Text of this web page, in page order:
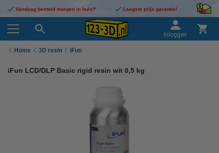
Vandaag besteld morgen in huis!* Laagste prijs garantie!
Inloggen
Home 3D resin iFun
iFun LCD/DLP Basic rigid resin wit 0,5 kg